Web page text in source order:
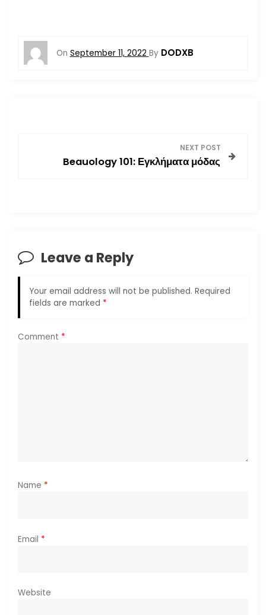
On September 11, 2022 By DODXB
n
a
i
n
NEXT POST
Beauology 101: Εγκλήματα μόδας
Leave a Reply
Your email address will not be published. Required
fields are marked *
Comment *
Name *
Email *
Website